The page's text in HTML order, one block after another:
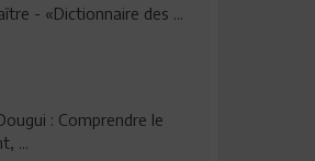
- «Dictionnaire des ...
: Comprendre le
...